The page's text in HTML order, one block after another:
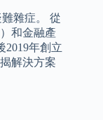
雜症。 從
和金融產
2019年創立
解決方案